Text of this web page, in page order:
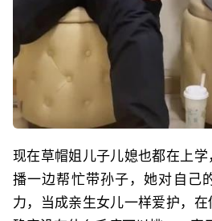
现在草帽姐儿子儿媳也都在上
播一边帮忙带孙子，她对自己
力，当成亲生女儿一样爱护，